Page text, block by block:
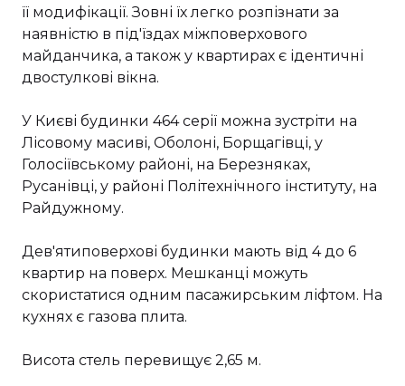
її модифікації. Зовні їх легко розпізнати за
наявністю в під'їздах міжповерхового
майданчика, а також у квартирах є ідентичні
двостулкові вікна.
У Києві будинки 464 серії можна зустріти на
Лісовому масиві, Оболоні, Борщагівці, у
Голосіївському районі, на Березняках,
Русанівці, у районі Політехнічного інституту, на
Райдужному.
Дев'ятиповерхові будинки мають від 4 до 6
квартир на поверх. Мешканці можуть
скористатися одним пасажирським ліфтом. На
кухнях є газова плита.
Висота стель перевищує 2,65 м.